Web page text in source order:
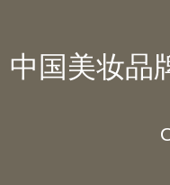
中国美妆品